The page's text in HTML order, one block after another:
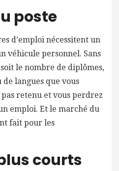
poste
d’emploi nécessitent un
véhicule personnel. Sans
le nombre de diplômes,
de langues que vous
pas retenu et vous perdrez
emploi. Et le marché du
fait pour les
courts